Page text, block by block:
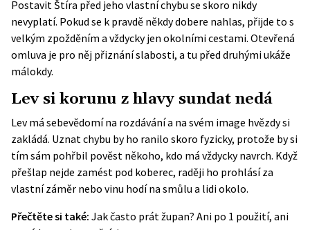
Postavit Štíra před jeho vlastní chybu se skoro nikdy
nevyplatí. Pokud se k pravdě někdy dobere nahlas, přijde to s
velkým zpožděním a vždycky jen okolními cestami. Otevřená
omluva je pro něj přiznání slabosti, a tu před druhými ukáže
málokdy.
Lev si korunu z hlavy sundat nedá
Lev má sebevědomí na rozdávání a na svém image hvězdy si
zakládá. Uznat chybu by ho ranilo skoro fyzicky, protože by si
tím sám pohřbil pověst někoho, kdo má vždycky navrch. Když
přešlap nejde zamést pod koberec, raději ho prohlásí za
vlastní záměr nebo vinu hodí na smůlu a lidi okolo.
Přečtěte si také: Jak často prát župan? Ani po 1 použití, ani